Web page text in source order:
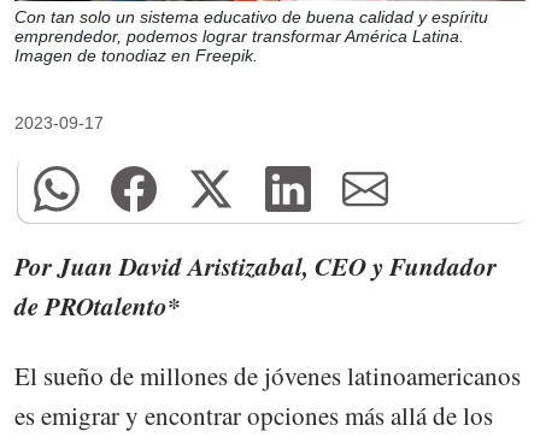
Con tan solo un sistema educativo de buena calidad y espíritu
emprendedor, podemos lograr transformar América Latina.
Imagen de tonodiaz en Freepik.
2023-09-17
Por Juan David Aristizabal, CEO y Fundador
de PROtalento*
El sueño de millones de jóvenes latinoamericanos
es emigrar y encontrar opciones más allá de los